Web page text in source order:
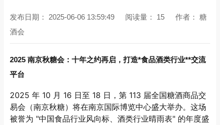
发布日期： 2025-06-06 13:59:49 阅读量： 15 作者： 糖
酒会
2025 南京秋糖会：十年之约再启，打造*食品酒类行业**交流
平台
2025 年 10 月 16 日至 18 日，第 113 届全国糖酒商品交
易会（南京秋糖）将在南京国际博览中心盛大举办。这场
被誉为 "中国食品行业风向标、酒类行业晴雨表" 的年度盛